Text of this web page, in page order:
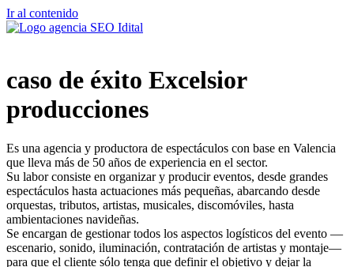
Ir al contenido
caso de éxito Excelsior
producciones
Es una agencia y productora de espectáculos con base en Valencia
que lleva más de 50 años de experiencia en el sector.
Su labor consiste en organizar y producir eventos, desde grandes
espectáculos hasta actuaciones más pequeñas, abarcando desde
orquestas, tributos, artistas, musicales, discomóviles, hasta
ambientaciones navideñas.
Se encargan de gestionar todos los aspectos logísticos del evento —
escenario, sonido, iluminación, contratación de artistas y montaje—
para que el cliente sólo tenga que definir el objetivo y dejar la